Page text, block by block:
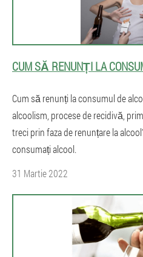
CUM SĂ RENUNȚI LA
Cum să renunți la consumul de
alcoolism, procese de recidivă,
treci prin faza de renunțare la
consumați alcool.
31 Martie 2022